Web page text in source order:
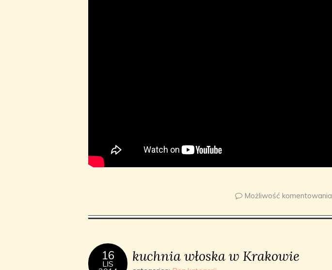
Możliwość komentowania
16
LIS kuchnia włoska w Krakowie